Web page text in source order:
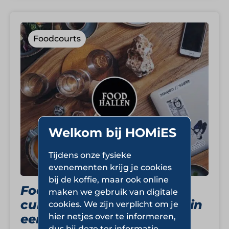
Foodcourts
Foodhallen Amsterdam:
culinair en cultureel hart in
een historisch tramdepot
Welkom bij HOMiES
Tijdens onze fysieke
evenementen krijg je cookies
bij de koffie, maar ook online
maken we gebruik van digitale
cookies. We zijn verplicht om je
hier netjes over te informeren,